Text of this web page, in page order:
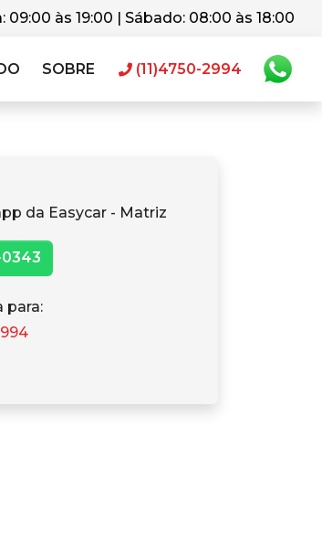
09:00 às 19:00 | Sábado: 08:00 às 18:00
SOBRE (11)4750-2994
da Easycar - Matriz
0343
para: